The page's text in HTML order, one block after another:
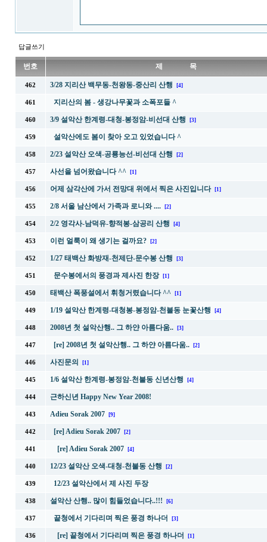
답글쓰기
번호 제 목
462 3/28 지리산 백무동-천왕동-중산리 산행 [4]
461 지리산의 봄 - 생강나무꽃과 소폭포들 ^
460 3/9 설악산 한계령-대청-봉정암-비선대 산행 [3]
459 설악산에도 봄이 찾아 오고 있었습니다 ^
458 2/23 설악산 오색-공룡능선-비선대 산행 [2]
457 사선을 넘어왔습니다 ^^ [1]
456 어제 삼각산에 가서 전망대 위에서 찍은 사진입니다 [1]
455 2/8 서울 남산에서 가족과 로니와 .... [2]
454 2/2 영각사-남덕유-향적봉-삼공리 산행 [4]
453 이런 얼룩이 왜 생기는 걸까요? [2]
452 1/27 태백산 화방재-천제단-문수봉 산행 [3]
451 문수봉에서의 풍경과 제사진 한장 [1]
450 태백산 폭풍설에서 휘청거렸습니다 ^^ [1]
449 1/19 설악산 한계령-대청봉-봉정암-천불동 눈꽃산행 [4]
448 2008년 첫 설악산행.. 그 하얀 아름다움.. [3]
447 [re] 2008년 첫 설악산행.. 그 하얀 아름다움.. [2]
446 사진문의 [1]
445 1/6 설악산 한계령-봉정암-천불동 신년산행 [4]
444 근하신년 Happy New Year 2008!
443 Adieu Sorak 2007 [9]
442 [re] Adieu Sorak 2007 [2]
441 [re] Adieu Sorak 2007 [4]
440 12/23 설악산 오색-대청-천불동 산행 [2]
439 12/23 설악산에서 제 사진 두장
438 설악산 산행.. 많이 힘들었습니다..!!! [6]
437 끝청에서 기다리며 찍은 풍경 하나더 [3]
436 [re] 끝청에서 기다리며 찍은 풍경 하나더 [1]